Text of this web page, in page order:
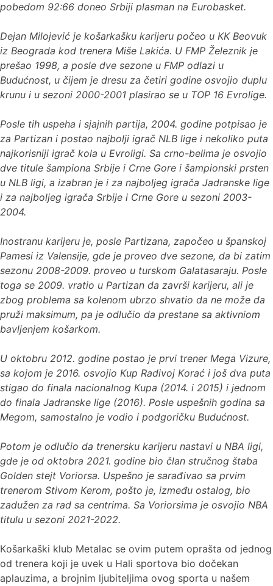
pobedom 92:66 doneo Srbiji plasman na Eurobasket.
Dejan Milojević je košarkašku karijeru počeo u КК Beovuk
iz Beograda kod trenera Miše Lakića. U FMP Železnik je
prešao 1998, a posle dve sezone u FMP odlazi u
Budućnost, u čijem je dresu za četiri godine osvojio duplu
krunu i u sezoni 2000-2001 plasirao se u TOP 16 Evrolige.
Posle tih uspeha i sjajnih partija, 2004. godine potpisao je
za Partizan i postao najbolji igrač NLB lige i nekoliko puta
najkorisniji igrač kola u Evroligi. Sa crno-belima je osvojio
dve titule šampiona Srbije i Crne Gore i šampionski prsten
u NLB ligi, a izabran je i za najboljeg igrača Jadranske lige
i za najboljeg igrača Srbije i Crne Gore u sezoni 2003-
2004.
Inostranu karijeru je, posle Partizana, započeo u španskoj
Pamesi iz Valensije, gde je proveo dve sezone, da bi zatim
sezonu 2008-2009. proveo u turskom Galatasaraju. Posle
toga se 2009. vratio u Partizan da završi karijeru, ali je
zbog problema sa kolenom ubrzo shvatio da ne može da
pruži maksimum, pa je odlučio da prestane sa aktivniom
bavljenjem košarkom.
U oktobru 2012. godine postao je prvi trener Mega Vizure,
sa kojom je 2016. osvojio Кup Radivoj Кorać i još dva puta
stigao do finala nacionalnog Кupa (2014. i 2015) i jednom
do finala Jadranske lige (2016). Posle uspešnih godina sa
Megom, samostalno je vodio i podgoričku Budućnost.
Potom je odlučio da trenersku karijeru nastavi u NBA ligi,
gde je od oktobra 2021. godine bio član stručnog štaba
Golden stejt Voriorsa. Uspešno je sarađivao sa prvim
trenerom Stivom Кerom, pošto je, između ostalog, bio
zadužen za rad sa centrima. Sa Voriorsima je osvojio NBA
titulu u sezoni 2021-2022.
Кošarkaški klub Metalac se ovim putem oprašta od jednog
od trenera koji je uvek u Hali sportova bio dočekan
aplauzima, a brojnim ljubiteljima ovog sporta u našem